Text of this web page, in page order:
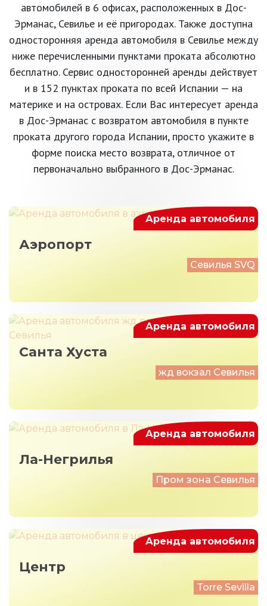
автомобилей в 6 офисах, расположенных в Дос-
Эрманас, Севилье и её пригородах. Также доступна
односторонняя аренда автомобиля в Севилье между
ниже перечисленными пунктами проката абсолютно
бесплатно. Сервис односторонней аренды действует
и в 152 пунктах проката по всей Испании — на
материке и на островах. Если Вас интересует аренда
в Дос-Эрманас с возвратом автомобиля в пункте
проката другого города Испании, просто укажите в
форме поиска место возврата, отличное от
первоначально выбранного в Дос-Эрманас.
Аэропорт
Севилья SVQ
Аренда автомобиля
Санта Хуста
жд вокзал Севилья
Аренда автомобиля
Ла-Негрилья
Пром зона Севилья
Аренда автомобиля
Центр
Torre Sevilla
Аренда автомобиля